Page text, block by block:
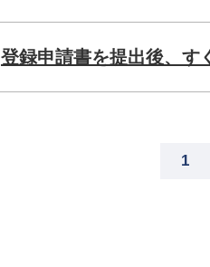
登録申請書を提出後、す
1